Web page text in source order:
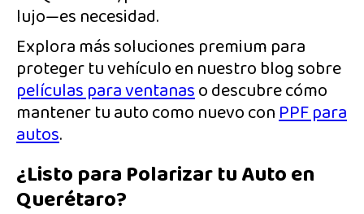
lujo—es necesidad.
Explora más soluciones premium para
proteger tu vehículo en nuestro blog sobre
películas para ventanaso descubre cómo
mantener tu auto como nuevo conPPF para
autos.
¿Listo para Polarizar tu Auto en
Querétaro?